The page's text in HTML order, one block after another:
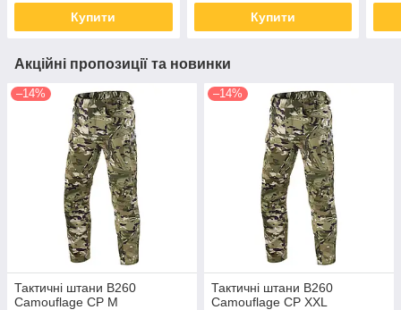
Купити Купити
Акційні пропозиції та новинки
–14%
Тактичні штани B260
Camouflage CP M
–14%
Тактичні штани B260
Camouflage CP XXL